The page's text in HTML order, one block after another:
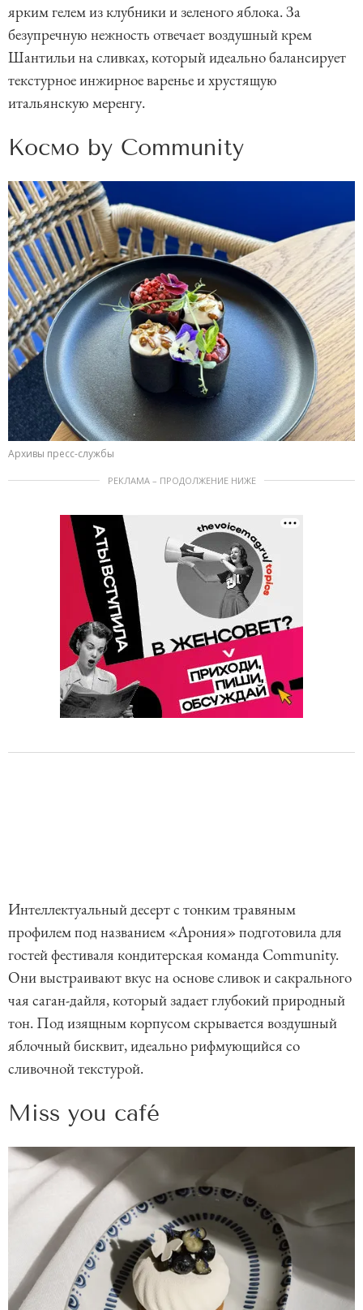
ярким гелем из клубники и зеленого яблока. За
безупречную нежность отвечает воздушный крем
Шантильи на сливках, который идеально балансирует
текстурное инжирное варенье и хрустящую
итальянскую меренгу.
Космо by Community
Архивы пресс-службы
РЕКЛАМА – ПРОДОЛЖЕНИЕ НИЖЕ
Интеллектуальный десерт с тонким травяным
профилем под названием «Арония» подготовила для
гостей фестиваля кондитерская команда Community.
Они выстраивают вкус на основе сливок и сакрального
чая саган-дайля, который задает глубокий природный
тон. Под изящным корпусом скрывается воздушный
яблочный бисквит, идеально рифмующийся со
сливочной текстурой.
Miss you café